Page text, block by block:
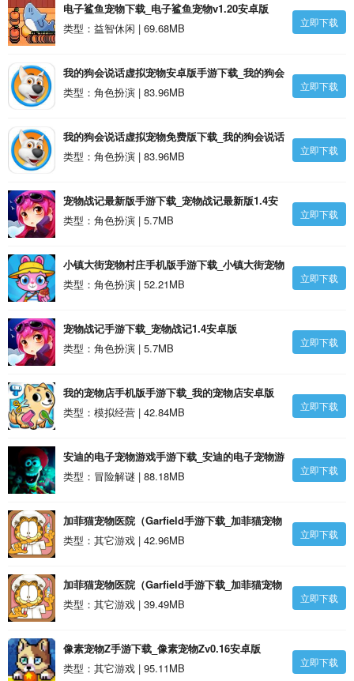
电子鲨鱼宠物下载_电子鲨鱼宠物v1.20安卓版
类型：益智休闲 | 69.68MB
立即下载
我的狗会说话虚拟宠物安卓版手游下载_我的狗会
说话虚拟宠物安卓版1.4安卓版
类型：角色扮演 | 83.96MB 立即下载
我的狗会说话虚拟宠物免费版下载_我的狗会说话
虚拟宠物免费版1.4安卓版
类型：角色扮演 | 83.96MB 立即下载
宠物战记最新版手游下载_宠物战记最新版1.4安
卓版
类型：角色扮演 | 5.7MB 立即下载
小镇大街宠物村庄手机版手游下载_小镇大街宠物
村庄手机版1.4安卓版
类型：角色扮演 | 52.21MB 立即下载
宠物战记手游下载_宠物战记1.4安卓版
类型：角色扮演 | 5.7MB
立即下载
我的宠物店手机版手游下载_我的宠物店安卓版
类型：模拟经营 | 42.84MB
立即下载
安迪的电子宠物游戏手游下载_安迪的电子宠物游
戏安卓版
类型：冒险解谜 | 88.18MB 立即下载
加菲猫宠物医院（Garfield手游下载_加菲猫宠物
医院（GarfieldPet Hospital）最新 1.1.13安卓
类型：其它游戏 | 42.96MB 立即下载
加菲猫宠物医院（Garfield手游下载_加菲猫宠物
医院（GarfieldPet Hospital） 1.1.13安卓版
类型：其它游戏 | 39.49MB 立即下载
像素宠物Z手游下载_像素宠物Zv0.16安卓版
类型：其它游戏 | 95.11MB
立即下载